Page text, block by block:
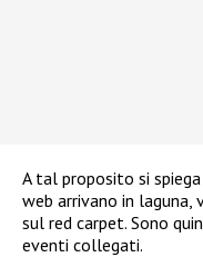
A tal proposito si
web arrivano in
sul red carpet. Sono
eventi collegati.